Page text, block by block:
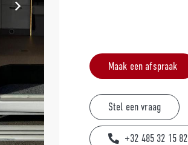
Maak een afspraak
Stel een vraag
+32 485 32 15 82